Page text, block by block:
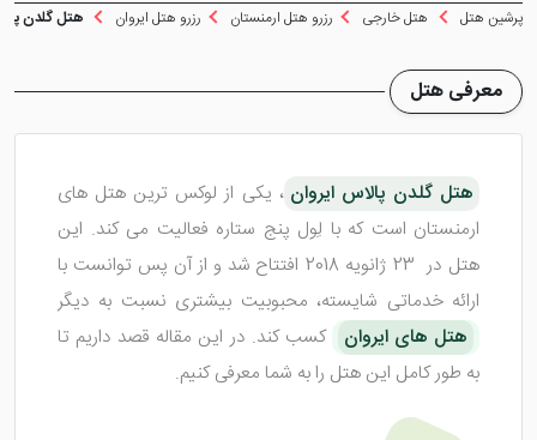
پرشین هتل
هتل خارجی رزرو هتل ارمنستان رزرو هتل ایروان هتل گلدن
معرفی هتل
هتل گلدن پالاس ایروان ، یکی از لوکس ترین هتل های
ارمنستان است که با لِول پنج ستاره فعالیت می کند. این
هتل در 23 ژانویه 2018 افتتاح شد و از آن پس توانست با
ارائه خدماتی شایسته، محبوبیت بیشتری نسبت به دیگر
هتل های ایروان کسب کند. در این مقاله قصد داریم تا
به طور کامل این هتل را به شما معرفی کنیم.